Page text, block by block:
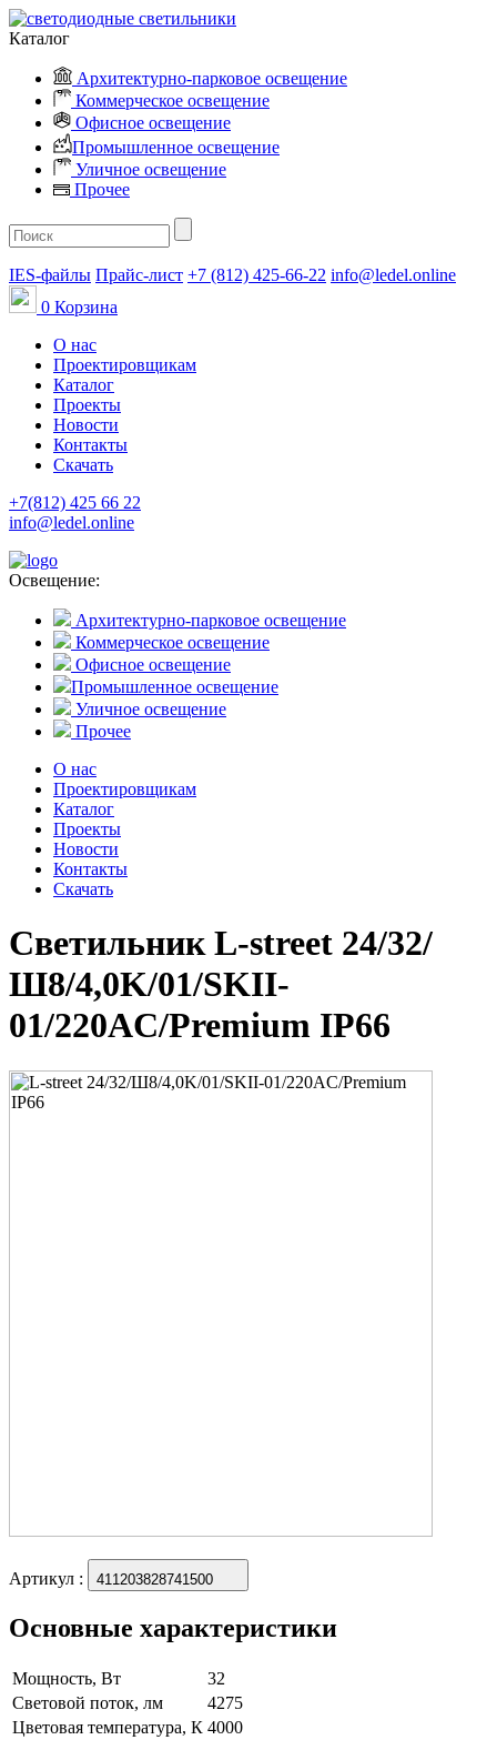
Каталог
Архитектурно-парковое освещение
Коммерческое освещение
Офисное освещение
Промышленное освещение
Уличное освещение
Прочее
IES-файлы Прайс-лист +7 (812) 425-66-22 info@ledel.online
0 Корзина
О нас
Проектировщикам
Каталог
Проекты
Новости
Контакты
Скачать
+7(812) 425 66 22
info@ledel.online
Освещение:
Архитектурно-парковое освещение
Коммерческое освещение
Офисное освещение
Промышленное освещение
Уличное освещение
Прочее
О нас
Проектировщикам
Каталог
Проекты
Новости
Контакты
Скачать
Светильник L-street 24/32/
Ш8/4,0K/01/SKII-
01/220AC/Premium IP66
Артикул : 411203828741500
Основные характеристики
Мощность, Вт
32
Световой поток, лм
4275
Цветовая температура, К 4000